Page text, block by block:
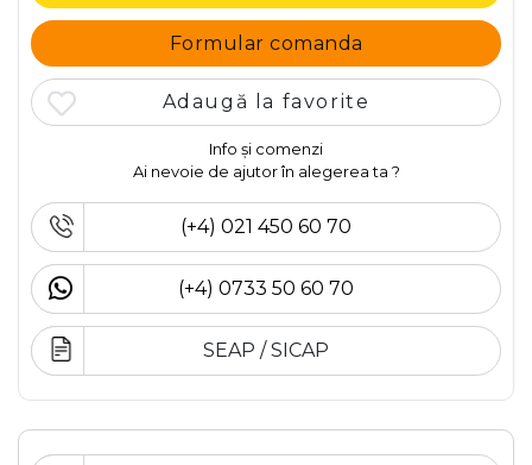
Formular comanda
Adaugă la favorite
Info și comenzi
Ai nevoie de ajutor în alegerea ta ?
(+4) 021 450 60 70
(+4) 0733 50 60 70
SEAP / SICAP